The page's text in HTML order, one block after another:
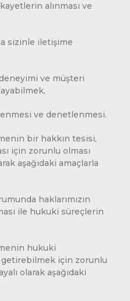
alınması ve
sizinle iletişime
ve müşteri
ve denetlenmesi.
bir hakkın tesisi,
için zorunlu olması
aşağıdaki amaçlarla
haklarımızın
ile hukuki süreçlerin
hukuki
için zorunlu
olarak aşağıdaki